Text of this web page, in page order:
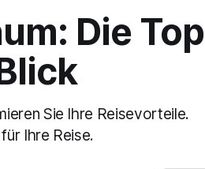
Die Top
Sie Ihre Reisevorteile.
Ihre Reise.